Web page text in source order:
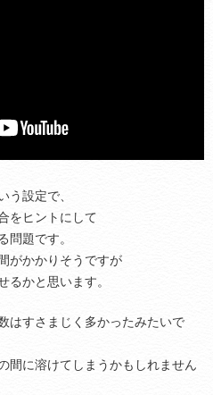
う設定で、
をヒントにして
問題です。
がかかりそうですが
るかと思います。
はすさまじく多かったみたいで
間に溶けてしまうかもしれません